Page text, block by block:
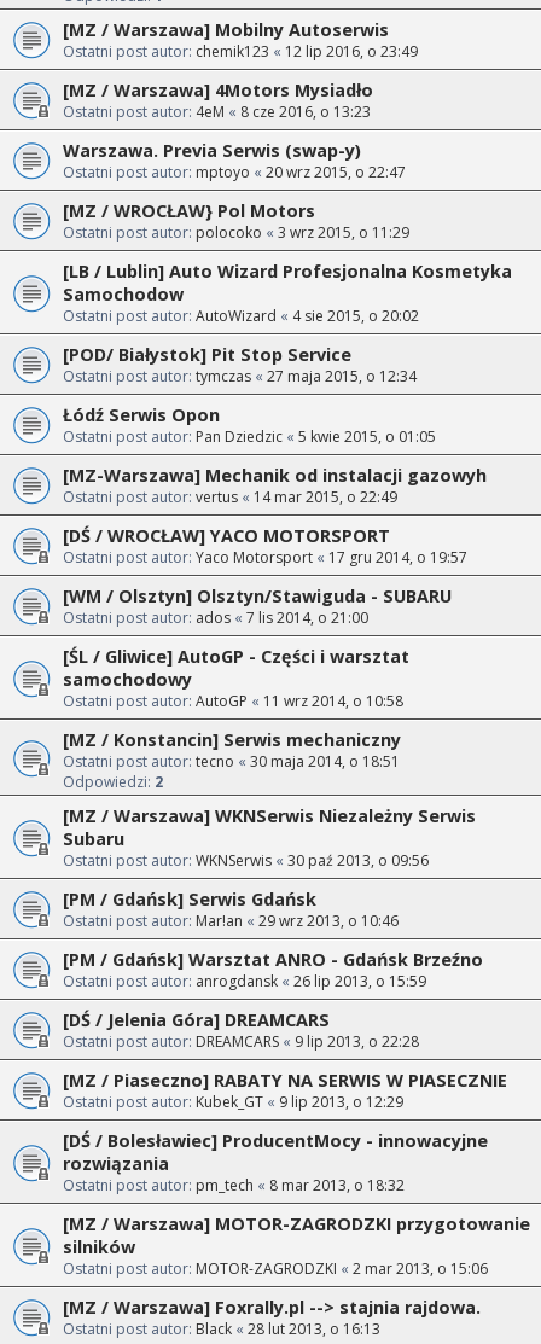
[MZ / Warszawa] Mobilny Autoserwis
Ostatni post autor: chemik123 « 12 lip 2016, o 23:49
[MZ / Warszawa] 4Motors Mysiadło
Ostatni post autor: 4eM « 8 cze 2016, o 13:23
Warszawa. Previa Serwis (swap-y)
Ostatni post autor: mptoyo « 20 wrz 2015, o 22:47
[MZ / WROCŁAW} Pol Motors
Ostatni post autor: polocoko « 3 wrz 2015, o 11:29
[LB / Lublin] Auto Wizard Profesjonalna Kosmetyka
Samochodow
Ostatni post autor: AutoWizard « 4 sie 2015, o 20:02
[POD/ Białystok] Pit Stop Service
Ostatni post autor: tymczas « 27 maja 2015, o 12:34
Łódź Serwis Opon
Ostatni post autor: Pan Dziedzic « 5 kwie 2015, o 01:05
[MZ-Warszawa] Mechanik od instalacji gazowyh
Ostatni post autor: vertus « 14 mar 2015, o 22:49
[DŚ / WROCŁAW] YACO MOTORSPORT
Ostatni post autor: Yaco Motorsport « 17 gru 2014, o 19:57
[WM / Olsztyn] Olsztyn/Stawiguda - SUBARU
Ostatni post autor: ados « 7 lis 2014, o 21:00
[ŚL / Gliwice] AutoGP - Części i warsztat
samochodowy
Ostatni post autor: AutoGP « 11 wrz 2014, o 10:58
[MZ / Konstancin] Serwis mechaniczny
Ostatni post autor: tecno « 30 maja 2014, o 18:51
Odpowiedzi: 2
[MZ / Warszawa] WKNSerwis Niezależny Serwis
Subaru
Ostatni post autor: WKNSerwis « 30 paź 2013, o 09:56
[PM / Gdańsk] Serwis Gdańsk
Ostatni post autor: Mar!an « 29 wrz 2013, o 10:46
[PM / Gdańsk] Warsztat ANRO - Gdańsk Brzeźno
Ostatni post autor: anrogdansk « 26 lip 2013, o 15:59
[DŚ / Jelenia Góra] DREAMCARS
Ostatni post autor: DREAMCARS « 9 lip 2013, o 22:28
[MZ / Piaseczno] RABATY NA SERWIS W PIASECZNIE
Ostatni post autor: Kubek_GT « 9 lip 2013, o 12:29
[DŚ / Bolesławiec] ProducentMocy - innowacyjne
rozwiązania
Ostatni post autor: pm_tech « 8 mar 2013, o 18:32
[MZ / Warszawa] MOTOR-ZAGRODZKI przygotowanie
silników
Ostatni post autor: MOTOR-ZAGRODZKI « 2 mar 2013, o 15:06
[MZ / Warszawa] Foxrally.pl --> stajnia rajdowa.
Ostatni post autor: Black « 28 lut 2013, o 16:13